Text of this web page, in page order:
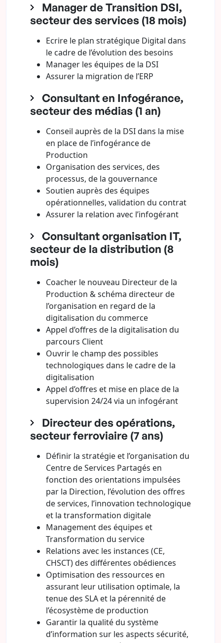
Manager de Transition DSI,
secteur des services (18 mois)
Ecrire le plan stratégique Digital dans
le cadre de l’évolution des besoins
Manager les équipes de la DSI
Assurer la migration de l’ERP
Consultant en Infogérance,
secteur des médias (1 an)
Conseil auprès de la DSI dans la mise
en place de l’infogérance de
Production
Organisation des services, des
processus, de la gouvernance
Soutien auprès des équipes
opérationnelles, validation du contrat
Assurer la relation avec l’infogérant
Consultant organisation IT,
secteur de la distribution (8
mois)
Coacher le nouveau Directeur de la
Production & schéma directeur de
l’organisation en regard de la
digitalisation du commerce
Appel d’offres de la digitalisation du
parcours Client
Ouvrir le champ des possibles
technologiques dans le cadre de la
digitalisation
Appel d’offres et mise en place de la
supervision 24/24 via un infogérant
Directeur des opérations,
secteur ferroviaire (7 ans)
Définir la stratégie et l’organisation du
Centre de Services Partagés en
fonction des orientations impulsées
par la Direction, l’évolution des offres
de services, l’innovation technologique
et la transformation digitale
Management des équipes et
Transformation du service
Relations avec les instances (CE,
CHSCT) des différentes obédiences
Optimisation des ressources en
assurant leur utilisation optimale, la
tenue des SLA et la pérennité de
l’écosystème de production
Garantir la qualité du système
d’information sur les aspects sécurité,